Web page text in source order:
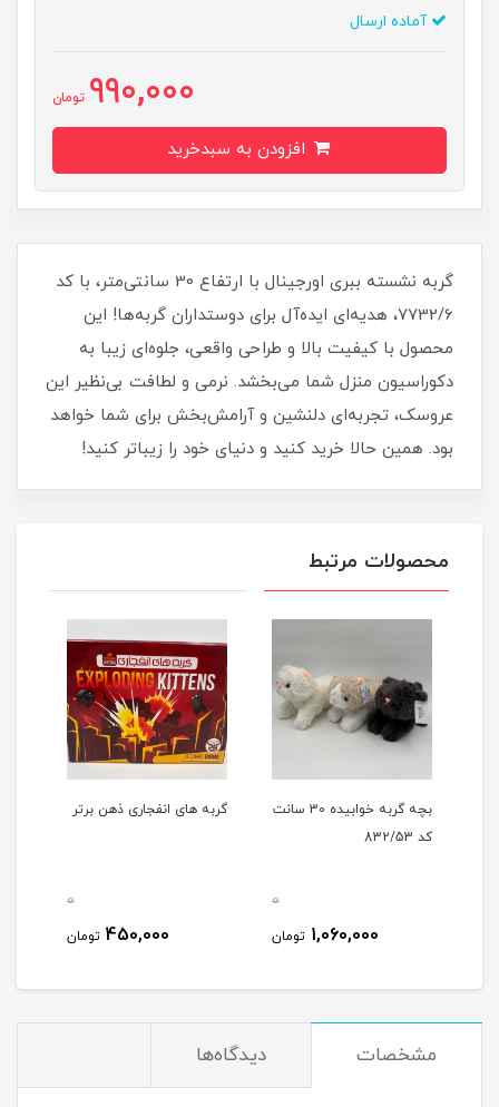
آماده ارسال
990,000 تومان
گربه نشسته ببری اورجینال با ارتفاع 30 سانتی‌متر، با کد
7732/6، هدیه‌ای ایده‌آل برای دوستداران گربه‌ها! این
محصول با کیفیت بالا و طراحی واقعی، جلوه‌ای زیبا به
دکوراسیون منزل شما می‌بخشد. نرمی و لطافت بی‌نظیر این
عروسک، تجربه‌ای دلنشین و آرامش‌بخش برای شما خواهد
بود. همین حالا خرید کنید و دنیای خود را زیباتر کنید!
محصولات مرتبط
بچه گربه خوابیده 30 سانت
کد 832/53
0
1,060,000 تومان
گربه های انفجاری ذهن برتر
0
450,000 تومان
مشخصات دیدگاه‌ها